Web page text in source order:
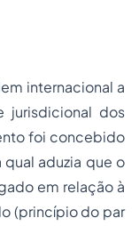
internacional a
jurisdicional dos
foi concebido
aduzia que o
em relação à
(princípio do par